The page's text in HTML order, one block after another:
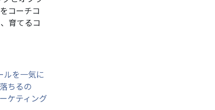
コーチコ
育てるコ
ルを一気に
ちるの
ケティング